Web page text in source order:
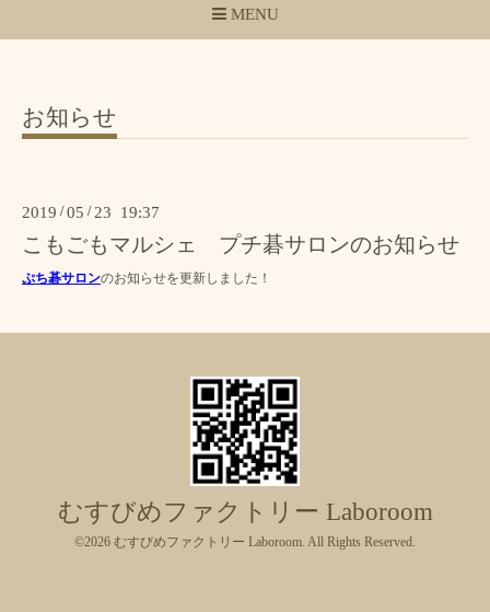
MENU
お知らせ
2019 /05 / 23 19:37
こもごもマルシェ プチ碁サロンのお知らせ
ぷち碁サロンのお知らせを更新しました！
むすびめファクトリー Laboroom
©2026 むすびめファクトリー Laboroom . All Rights Reserved.